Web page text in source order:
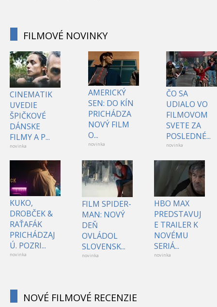
FILMOVÉ NOVINKY
CINEMATIK
UVEDIE
ŠPIČKOVÉ
DÁNSKE
FILMY A P...
novinka
AMERICKÝ
SEN: DO KÍN
PRICHÁDZA
NOVÝ FILM
O...
novinka
ČO SA
UDIALO VO
FILMOVOM
SVETE ZA
POSLEDNÉ...
novinka
KUKO,
DROBČEK &
RAŤAFÁK
PRICHÁDZAJ
Ú. POZRI...
novinka
FILM SPIDER-
MAN: NOVÝ
DEŇ
OVLÁDOL
SLOVENSK...
novinka
HBO MAX
PREDSTAVUJ
E TRAILER K
NOVÉMU
SERIÁ...
novinka
NOVÉ FILMOVÉ RECENZIE